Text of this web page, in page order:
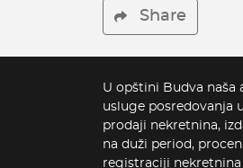
Share
U opštini Budva naša
usluge posredovanja
prodaji nekretnina,
na duži period,
registraciji